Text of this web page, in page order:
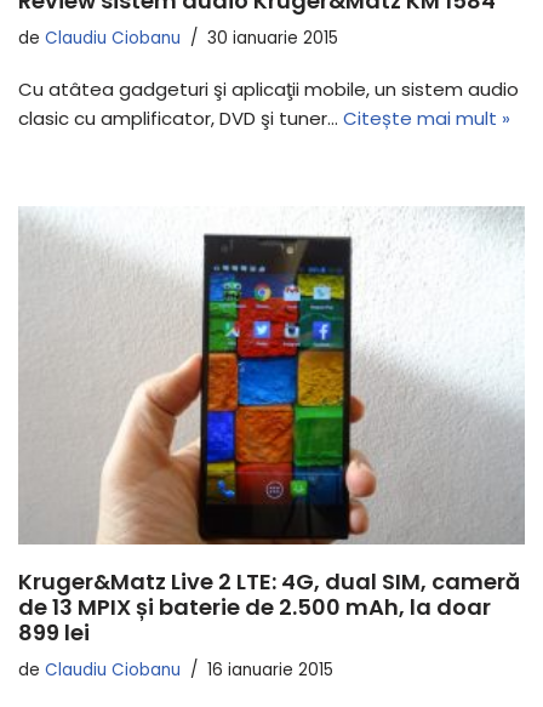
de Claudiu Ciobanu 30 ianuarie 2015
Cu atâtea gadgeturi şi aplicaţii mobile, un sistem audio
clasic cu amplificator, DVD şi tuner… Citește mai mult »
Kruger&Matz Live 2 LTE: 4G, dual SIM, cameră
de 13 MPIX și baterie de 2.500 mAh, la doar
899 lei
de Claudiu Ciobanu 16 ianuarie 2015